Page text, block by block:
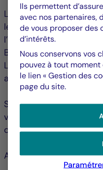
La Valeur Nette
le site
l’intermédiaire chargé
Belgique.
Le document
attentivement avant
Si vous souhaitez de
veuillez contacter votre
distributeur local.
Avec nos meilleures
Ils permettent
avec nos partenaires,
de vous proposer des
d’intérêts.
Nous conservons vos
pouvez à tout
le lien « Gestion des
page du site.